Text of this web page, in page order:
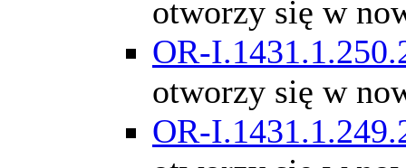
otworzy się w
OR-
otworzy się w
OR-